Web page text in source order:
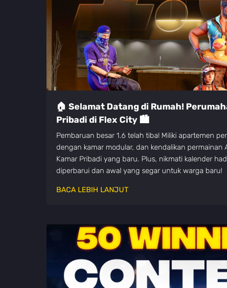
🏠 Selamat Datang di Rumah!
Pribadi di Flex City 🏙️
Pembaruan besar 1.6 telah tiba! Miliki apartemen
dengan kamar modular, dan kendalikan permainan
Kamar Pribadi yang baru. Plus, nikmati kalender
diperbarui dan awal yang segar untuk warga baru!
BACA LEBIH LANJUT